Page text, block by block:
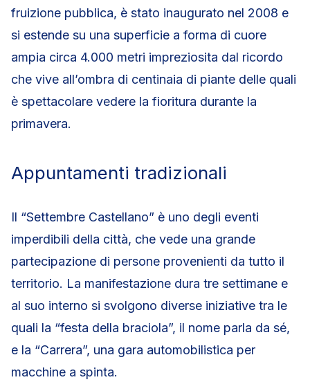
fruizione pubblica, è stato inaugurato nel 2008 e
si estende su una superficie a forma di cuore
ampia circa 4.000 metri impreziosita dal ricordo
che vive all’ombra di centinaia di piante delle quali
è spettacolare vedere la fioritura durante la
primavera.
Appuntamenti tradizionali
Il “Settembre Castellano” è uno degli eventi
imperdibili della città, che vede una grande
partecipazione di persone provenienti da tutto il
territorio. La manifestazione dura tre settimane e
al suo interno si svolgono diverse iniziative tra le
quali la “festa della braciola”, il nome parla da sé,
e la “Carrera”, una gara automobilistica per
macchine a spinta.